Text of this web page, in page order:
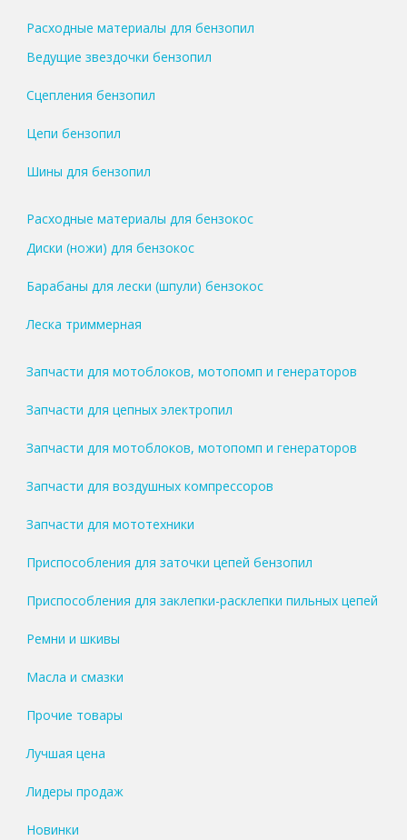
Расходные материалы для бензопил
Ведущие звездочки бензопил
Сцепления бензопил
Цепи бензопил
Шины для бензопил
Расходные материалы для бензокос
Диски (ножи) для бензокос
Барабаны для лески (шпули) бензокос
Леска триммерная
Запчасти для мотоблоков, мотопомп и генераторов
Запчасти для цепных электропил
Запчасти для мотоблоков, мотопомп и генераторов
Запчасти для воздушных компрессоров
Запчасти для мототехники
Приспособления для заточки цепей бензопил
Приспособления для заклепки-расклепки пильных цепей
Ремни и шкивы
Масла и смазки
Прочие товары
Лучшая цена
Лидеры продаж
Новинки